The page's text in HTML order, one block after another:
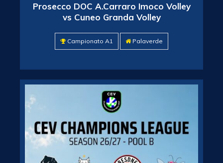
Prosecco DOC A.Carraro Imoco Volley
vs Cuneo Granda Volley
Campionato A1 Palaverde